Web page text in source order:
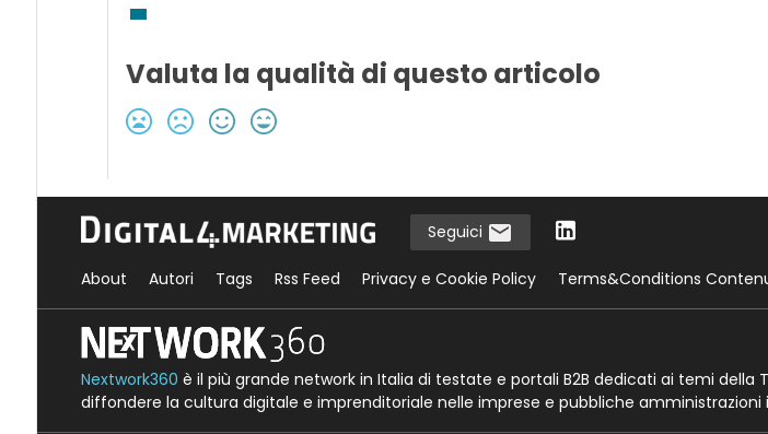
Valuta la qualità di questo articolo
Seguici
About Autori Tags Rss Feed Privacy e Cookie Policy Terms&Conditions
Nextwork360 è il più grande network in Italia di testate e portali B2B dedicati ai temi della
diffondere la cultura digitale e imprenditoriale nelle imprese e pubbliche amministrazioni